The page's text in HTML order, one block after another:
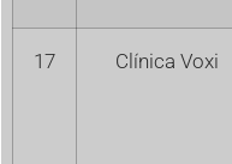
17 Clínica Voxi